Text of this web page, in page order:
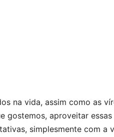
na vida, assim como as
gostemos, aproveitar
simplesmente com a